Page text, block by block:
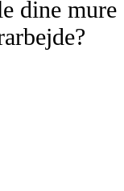
dine mure